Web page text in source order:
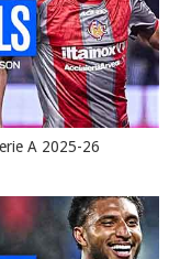
A 2025-26